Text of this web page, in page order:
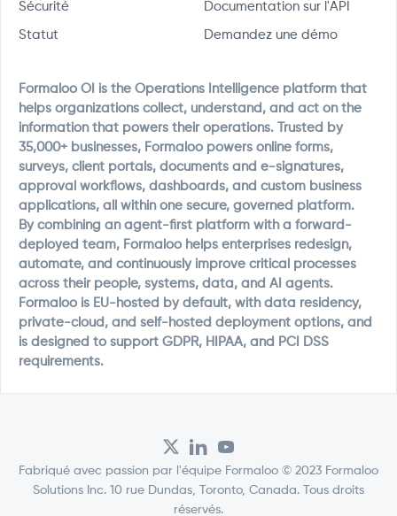
Sécurité Documentation sur l'API
Statut Demandez une démo
Formaloo OI is the Operations Intelligence platform that
helps organizations collect, understand, and act on the
information that powers their operations. Trusted by
35,000+ businesses, Formaloo powers online forms,
surveys, client portals, documents and e-signatures,
approval workflows, dashboards, and custom business
applications, all within one secure, governed platform.
By combining an agent-first platform with a forward-
deployed team, Formaloo helps enterprises redesign,
automate, and continuously improve critical processes
across their people, systems, data, and AI agents.
Formaloo is EU-hosted by default, with data residency,
private-cloud, and self-hosted deployment options, and
is designed to support GDPR, HIPAA, and PCI DSS
requirements.
Fabriqué avec passion par l'équipe Formaloo © 2023 Formaloo
Solutions Inc. 10 rue Dundas, Toronto, Canada. Tous droits
réservés.